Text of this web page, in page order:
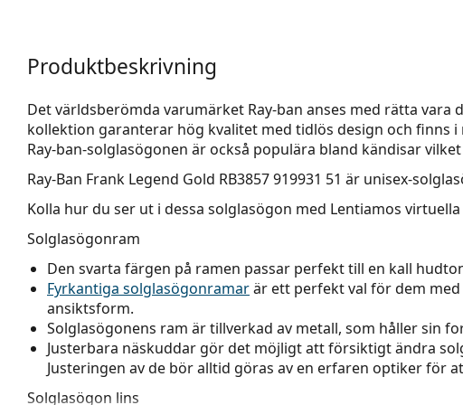
Produktbeskrivning
Det världsberömda varumärket Ray-ban anses med rätta vara
kollektion garanterar hög kvalitet med tidlös design och finns
Ray-ban-solglasögonen är också populära bland kändisar
Ray-Ban Frank Legend Gold RB3857 919931 51 är unisex-
Kolla hur du ser ut i dessa solglasögon med Lentiamos
Solglasögonram
Den svarta färgen på ramen passar perfekt till en kall
Fyrkantiga solglasögonramarär ett perfekt val för dem
ansiktsform.
Solglasögonens ram är tillverkad av metall, som håller sin
Justerbara näskuddar gör det möjligt att försiktigt ändra
Justeringen av de bör alltid göras av en erfaren optiker för
Solglasögon lins